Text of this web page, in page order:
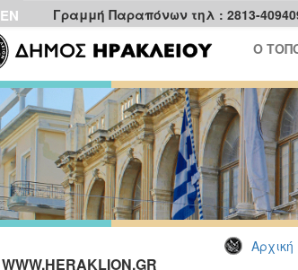
EN Γραμμή Παραπόνων τηλ : 2813-
Ο
Αρχική
WWW.HERAKLION.GR